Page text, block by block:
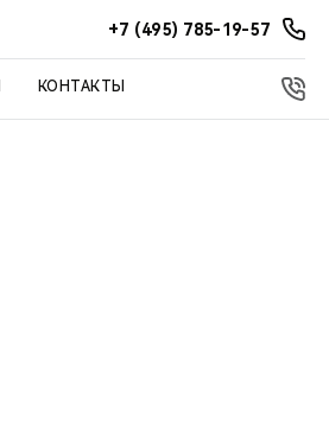
+7 (495) 785-19-57
КОНТАКТЫ